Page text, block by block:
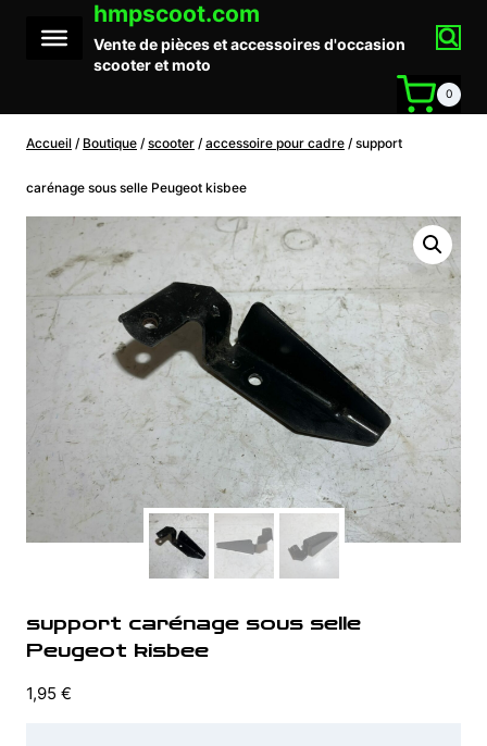
contenu
hmpscoot.com
Vente de pièces et accessoires d'occasion
scooter et moto
0
Accueil / Boutique / scooter / accessoire pour cadre / support
carénage sous selle Peugeot kisbee
support carénage sous selle
Peugeot kisbee
1,95 €